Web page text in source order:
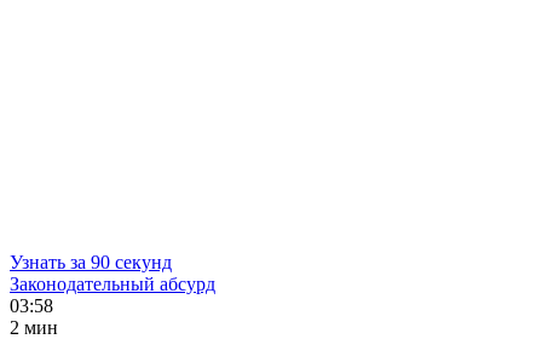
Узнать за 90 секунд
Законодательный абсурд
03:58
2 мин